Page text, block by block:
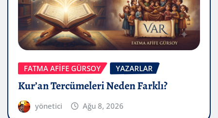
FATMA AFİFE GÜRSOY YAZARLAR
Kur’an Tercümeleri Neden Farklı?
yönetici Ağu 8, 2026